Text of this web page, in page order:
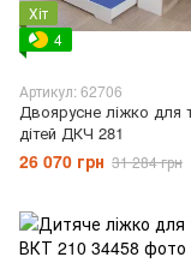
Хіт
4
Артикул: 62706
Двоярусне ліжко для
дітей ДКЧ 281
26 070 грн 31 284 грн